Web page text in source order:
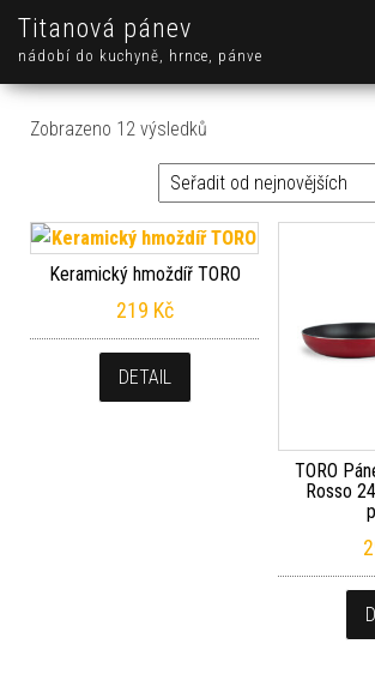
Titanová pánev
nádobí do kuchyně, hrnce, pánve
Zobrazeno 12 výsledků
Keramický hmoždíř TORO
219 Kč
DETAIL
TORO
Rosso